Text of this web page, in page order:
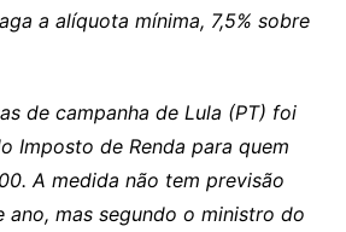
a alíquota mínima, 7,5% sobre
de campanha de Lula (PT) foi
Imposto de Renda para quem
A medida não tem previsão
ano, mas segundo o ministro do